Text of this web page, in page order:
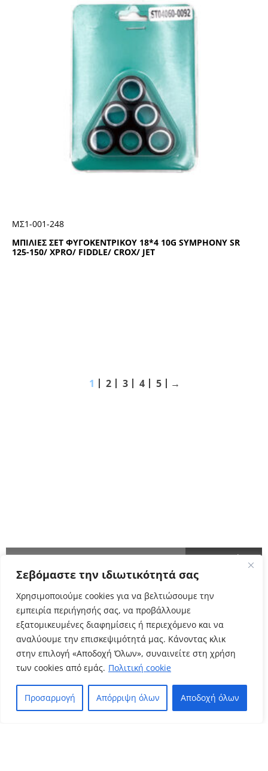
Σεβόμαστε την ιδιωτικότητά σας
Χρησιμοποιούμε cookies για να βελτιώσουμε την
εμπειρία περιήγησής σας, να προβάλλουμε
εξατομικευμένες διαφημίσεις ή περιεχόμενο και να
αναλύουμε την επισκεψιμότητά μας. Κάνοντας κλικ
στην επιλογή «Αποδοχή Όλων», συναινείτε στη χρήση
των cookies από εμάς. Πολιτική cookie
Προσαρμογή Απόρριψη όλων Αποδοχή όλων
ΜΠΙΛΙΕΣ ΣΕΤ ΦΥΓΟΚΕΝΤΡΙΚΟΥ 18*4 10G SYMPHONY SR
125-150/ XPRO/ FIDDLE/ CROX/ JET
ΜΣ1-001-248
1 2 3 4 5 →